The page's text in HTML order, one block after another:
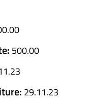
500.00
29.11.23